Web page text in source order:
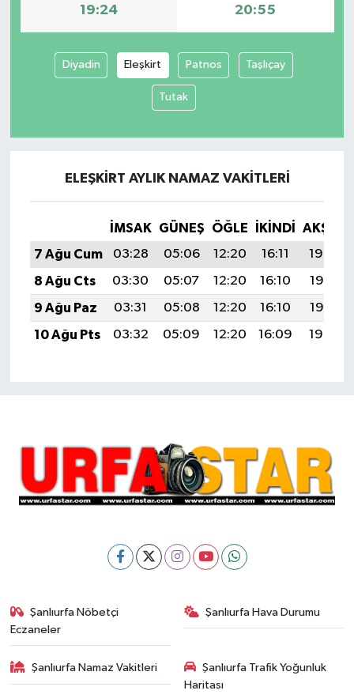
19:24 20:55
Diyadin Eleşkirt Patnos Taşlıçay
Tutak
ELEŞKIRT AYLIK NAMAZ VAKITLERI
İMSAK GÜNEŞ ÖĞLE İKINDI
AKŞAM
7 Ağu Cum
03:28 05:06 12:20 16:11
19:24
8 Ağu Cts
03:30 05:07 12:20 16:10
19:23
9 Ağu Paz
03:31 05:08 12:20 16:10
19:22
10 Ağu Pts
03:32 05:09 12:20 16:09 19:20
Şanlıurfa Nöbetçi
Eczaneler
Şanlıurfa Hava Durumu
Şanlıurfa Namaz Vakitleri
Şanlıurfa Trafik Yoğunluk
Haritası